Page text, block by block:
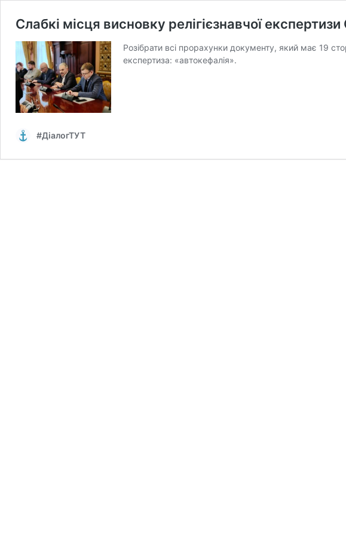
Слабкі місця висновку релігієзнавчої
Розібрати всі прорахунки документу, який має 19
експертиза: «автокефалія».
#ДіалогТУТ